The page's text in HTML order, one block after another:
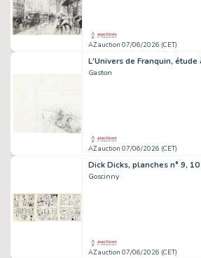
AZ auction 07/06/2026 (CET)
Gaston
AZ auction 07/06/2026 (CET)
Dick Dicks, planches n° 9,
Goscinny
AZ auction 07/06/2026 (CET)